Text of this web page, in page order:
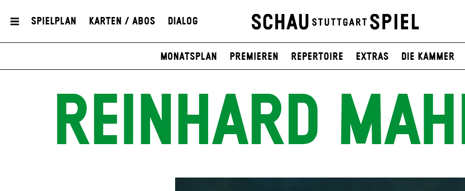
Spielplan Karten / Abos Dialog
Monatsplan Premieren Repertoire Extras Die Kammer
REINHARD